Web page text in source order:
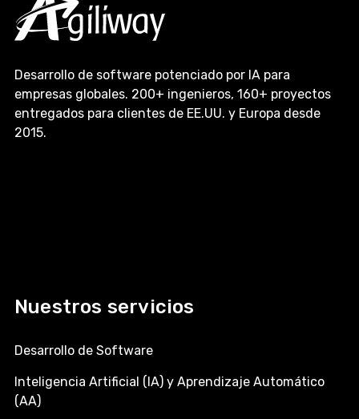
Desarrollo de software potenciado por IA para
empresas globales. 200+ ingenieros, 160+ proyectos
entregados para clientes de EE.UU. y Europa desde
2015.
Nuestros servicios
Desarrollo de Software
Inteligencia Artificial (IA) y Aprendizaje Automático
(AA)